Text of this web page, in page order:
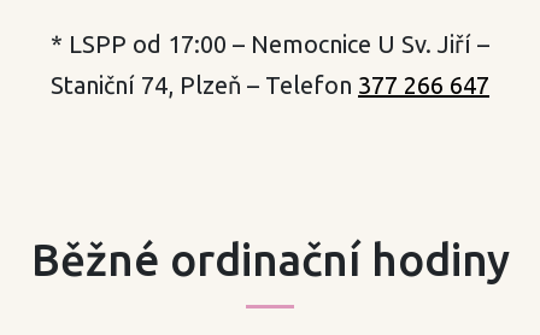
* LSPP od 17:00 – Nemocnice U Sv. Jiří –
Staniční 74, Plzeň – Telefon 377 266 647
Běžné ordinační hodiny